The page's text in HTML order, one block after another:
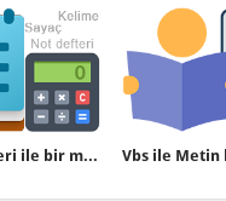
Not Defteri ile bir metnin karakter sayısını bulun